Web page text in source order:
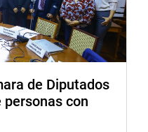
de Diputados
con